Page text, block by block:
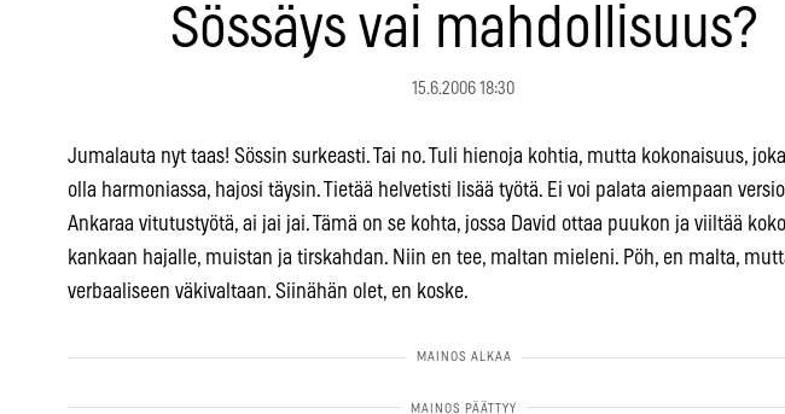
Sössäys vai mahdollisuus?
15.6.2006 18:30
Jumalauta nyt taas! Sössin surkeasti. Tai no. Tuli hienoja kohtia, mutta kokonaisuus,
olla harmoniassa, hajosi täysin. Tietää helvetisti lisää työtä. Ei voi palata aiempaan
Ankaraa vitutustyötä, ai jai jai. Tämä on se kohta, jossa David ottaa puukon ja viiltää koko
kankaan hajalle, muistan ja tirskahdan. Niin en tee, maltan mieleni. Pöh, en malta,
verbaaliseen väkivaltaan. Siinähän olet, en koske.